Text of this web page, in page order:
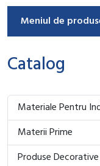
Meniul de
Catalog
Materiale Pentru
Materii Prime
Produse Decorative